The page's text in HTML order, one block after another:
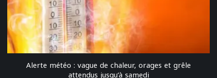
Alerte météo : vague de chaleur, orages et grêle
attendus jusqu’à samedi